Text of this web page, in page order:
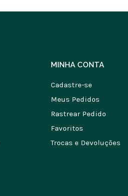
MINHA CONTA
Cadastre-se
Meus Pedidos
Rastrear Pedido
Favoritos
Trocas e Devoluções